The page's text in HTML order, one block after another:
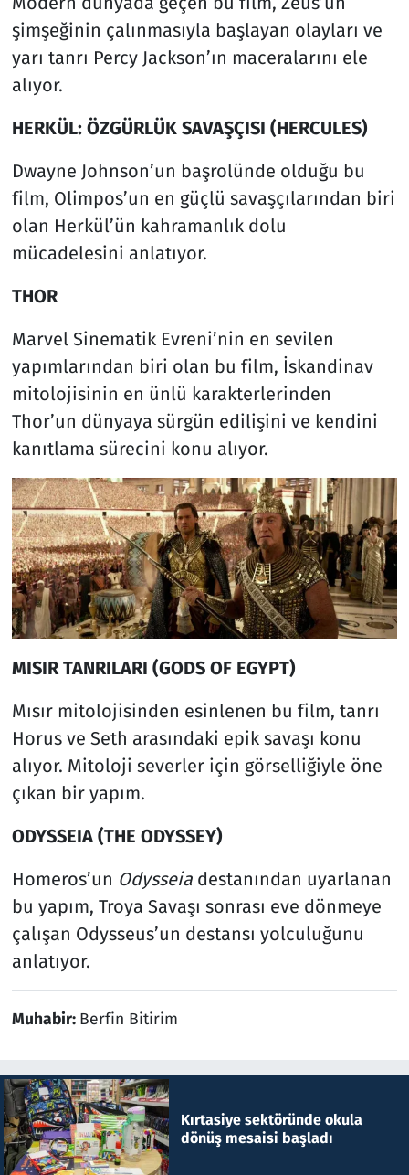
şimşeğinin çalınmasıyla başlayan olayları ve
yarı tanrı Percy Jackson’ın maceralarını ele
alıyor.
HERKÜL: ÖZGÜRLÜK SAVAŞÇISI (HERCULES)
Dwayne Johnson’un başrolünde olduğu bu
film, Olimpos’un en güçlü savaşçılarından biri
olan Herkül’ün kahramanlık dolu
mücadelesini anlatıyor.
THOR
Marvel Sinematik Evreni’nin en sevilen
yapımlarından biri olan bu film, İskandinav
mitolojisinin en ünlü karakterlerinden
Thor’un dünyaya sürgün edilişini ve kendini
kanıtlama sürecini konu alıyor.
MISIR TANRILARI (GODS OF EGYPT)
Mısır mitolojisinden esinlenen bu film, tanrı
Horus ve Seth arasındaki epik savaşı konu
alıyor. Mitoloji severler için görselliğiyle öne
çıkan bir yapım.
ODYSSEIA (THE ODYSSEY)
Homeros’un Odysseiadestanından uyarlanan
bu yapım, Troya Savaşı sonrası eve dönmeye
çalışan Odysseus’un destansı yolculuğunu
anlatıyor.
Muhabir: Berfin Bitirim
Kırtasiye sektöründe okula
dönüş mesaisi başladı